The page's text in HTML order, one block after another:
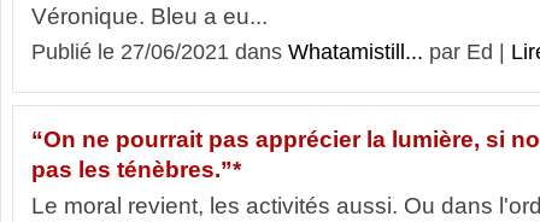
Véronique. Bleu a eu...
Publié le 27/06/2021 dans Whatamistill... par Ed |
“On ne pourrait pas apprécier la lumière, si
pas les ténèbres.”*
Le moral revient, les activités aussi. Ou dans